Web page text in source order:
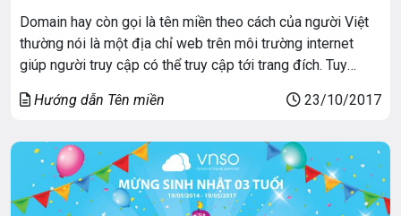
Domain hay còn gọi là tên miền theo cách của người Việt
thường nói là một địa chỉ web trên môi trường internet
giúp người truy cập có thể truy cập tới trang đích. Tuy
khác biệt giữa tiên miền có […]
Hướng dẫn Tên miền 23/10/2017